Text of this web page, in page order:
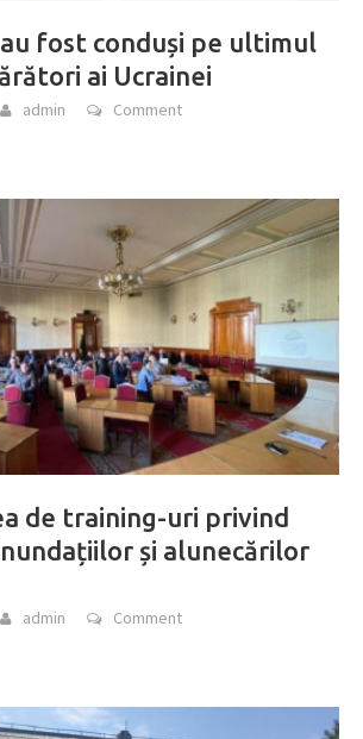
fost conduși pe ultimul
ai Ucrainei
admin Comment
de training-uri privind
și alunecărilor
admin Comment